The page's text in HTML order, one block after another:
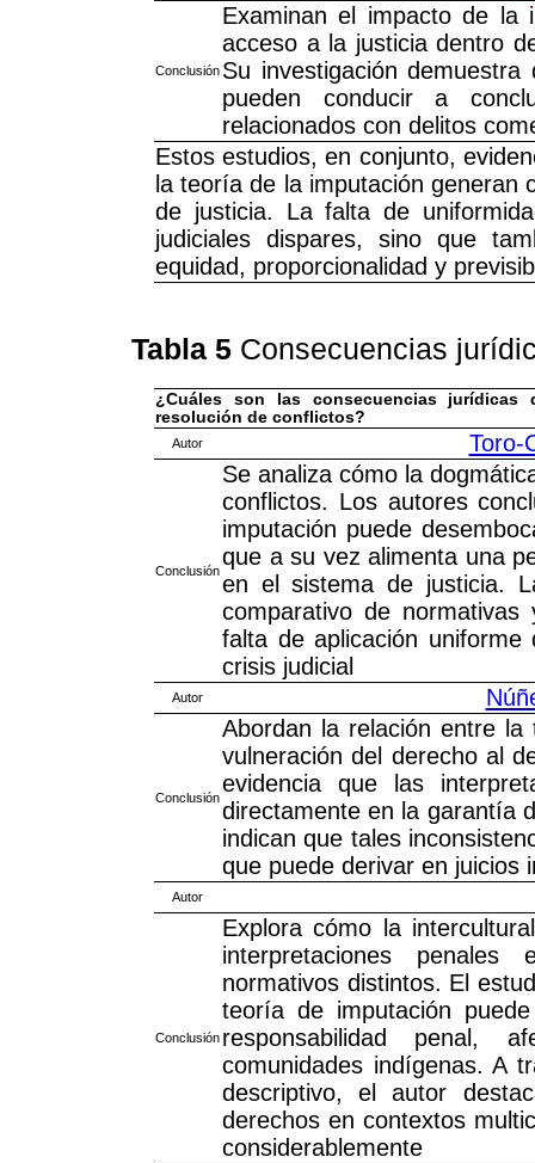
Conclusión
Examinan el impacto de la
acceso a la justicia dentro
Su investigación
pueden conducir a
relacionados con delitos
Estos estudios, en conjunto,
la teoría de la imputación generan
de justicia. La falta de
judiciales dispares, sino que
equidad, proporcionalidad y
Tabla 5 Consecuencias
¿Cuáles son las consecuencias
resolución de conflictos?
Autor Toro-
Conclusión
Se analiza cómo la
conflictos. Los autores
imputación puede
que a su vez alimenta una
en el sistema de justicia.
comparativo de
falta de aplicación
crisis judicial
Autor
Conclusión
Abordan la relación entre
vulneración del derecho al
evidencia que las
directamente en la garantía
indican que tales
que puede derivar en juicios
Autor
Conclusión
Explora cómo la
interpretaciones
normativos distintos. El
teoría de imputación
responsabilidad penal,
comunidades indígenas. A
descriptivo, el autor
derechos en contextos
considerablemente